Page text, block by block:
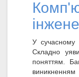
У сучасному
Складно
поняттям.